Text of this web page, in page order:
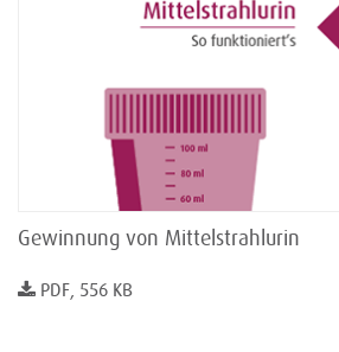
Gewinnung von Mittelstrahlurin
PDF, 556 KB